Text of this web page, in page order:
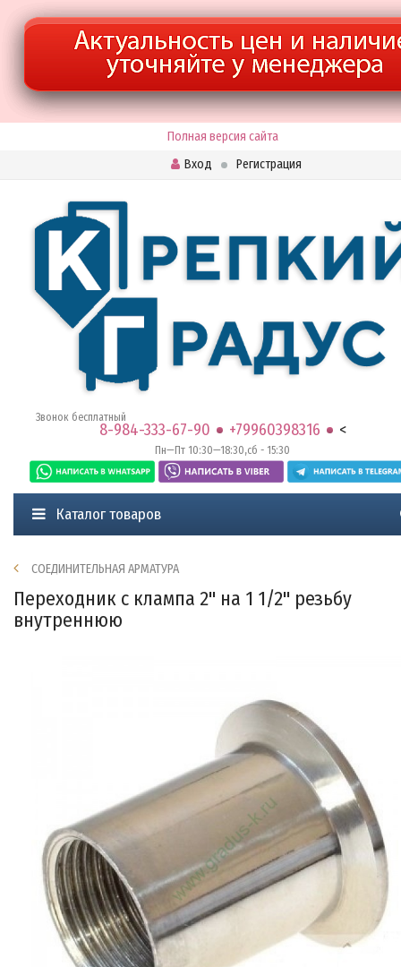
Полная версия сайта
Вход
Регистрация
8-984-333-67-90 +79960398316 <
Звонок бесплатный
Пн—Пт 10:30—18:30,сб - 15:30
Каталог товаров
СОЕДИНИТЕЛЬНАЯ АРМАТУРА
Переходник с клампа 2'' на 1 1/2'' резьбу
внутреннюю